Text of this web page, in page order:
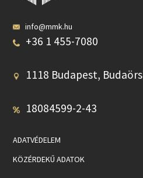
info@mmk.hu
+36 1 455-7080
1118 Budapest,
18084599-2-43
ADATVÉDELEM
KÖZÉRDEKŰ ADATOK